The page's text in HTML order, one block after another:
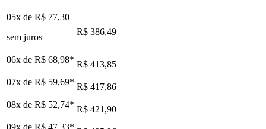
05x de R$ 77,30
sem juros
R$ 386,49
06x de R$ 68,98* R$ 413,85
07x de R$ 59,69* R$ 417,86
08x de R$ 52,74* R$ 421,90
09x de R$ 47,33*